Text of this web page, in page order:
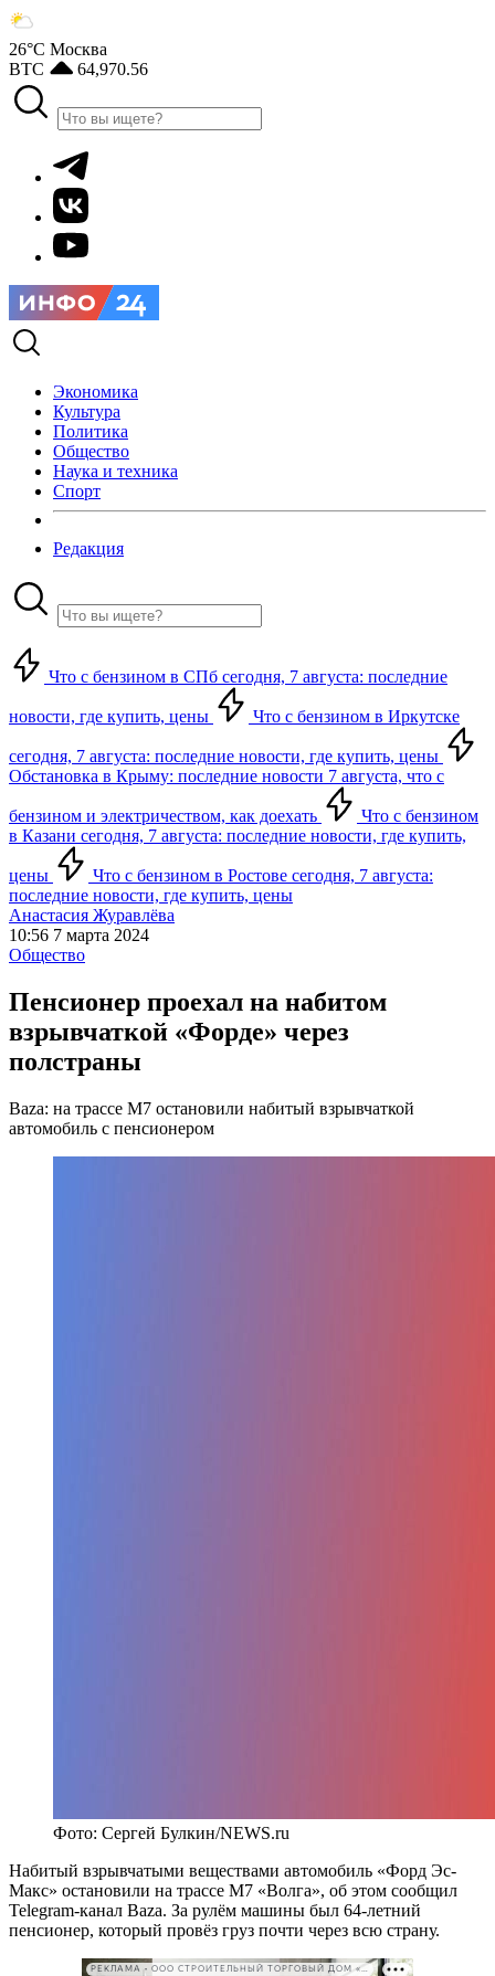
26°С Москва
BTC
64,970.56
Экономика
Культура
Политика
Общество
Наука и техника
Спорт
Редакция
Что с бензином в СПб сегодня, 7 августа: последние
новости, где купить, цены Что с бензином в Иркутске
сегодня, 7 августа: последние новости, где купить, цены
Обстановка в Крыму: последние новости 7 августа, что с
бензином и электричеством, как доехать
Что с бензином
в Казани сегодня, 7 августа: последние новости, где купить,
цены
Что с бензином в Ростове сегодня, 7 августа:
последние новости, где купить, цены
Анастасия Журавлёва
10:56 7 марта 2024
Общество
Пенсионер проехал на набитом
взрывчаткой «Форде» через
полстраны
Baza: на трассе М7 остановили набитый взрывчаткой
автомобиль с пенсионером
Фото: Сергей Булкин/NEWS.ru
Набитый взрывчатыми веществами автомобиль «Форд Эс-
Макс» остановили на трассе М7 «Волга», об этом сообщил
Telegram-канал Baza. За рулём машины был 64-летний
пенсионер, который провёз груз почти через всю страну.
РЕКЛАМА • ООО СТРОИТЕЛЬНЫЙ ТОРГОВЫЙ ДОМ «ПЕТРОВИЧ». ИНН: 7802348846